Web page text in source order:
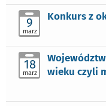
9
marz
Konkurs z
18
marz
wieku czyli